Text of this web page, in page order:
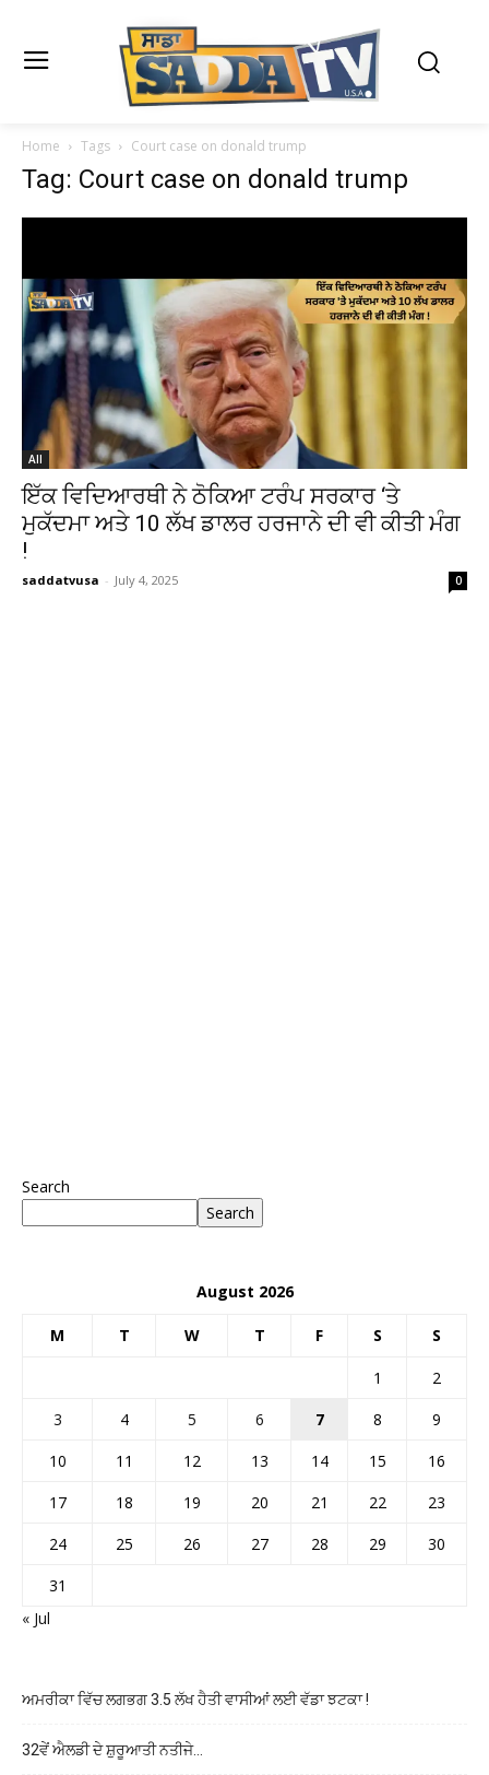
Home Tags Court case on donald trump
Tag: Court case on donald trump
All
ਇੱਕ ਵਿਦਿਆਰਥੀ ਨੇ ਠੋਕਿਆ ਟਰੰਪ ਸਰਕਾਰ ‘ਤੇ
ਮੁਕੱਦਮਾ ਅਤੇ 10 ਲੱਖ ਡਾਲਰ ਹਰਜਾਨੇ ਦੀ ਵੀ ਕੀਤੀ ਮੰਗ
!
saddatvusa - July 4, 2025 0
Search
Search
August 2026
M T W T F S S
1
2
3
4 5 6 7 8
9
10
11 12 13 14 15
16
17
18 19 20 21 22
23
24
25 26 27 28 29
30
31
« Jul
ਅਮਰੀਕਾ ਵਿੱਚ ਲਗਭਗ 3.5 ਲੱਖ ਹੈਤੀ ਵਾਸੀਆਂ ਲਈ ਵੱਡਾ ਝਟਕਾ !
32ਵੇਂ ਐਲਡੀ ਦੇ ਸ਼ੁਰੂਆਤੀ ਨਤੀਜੇ…